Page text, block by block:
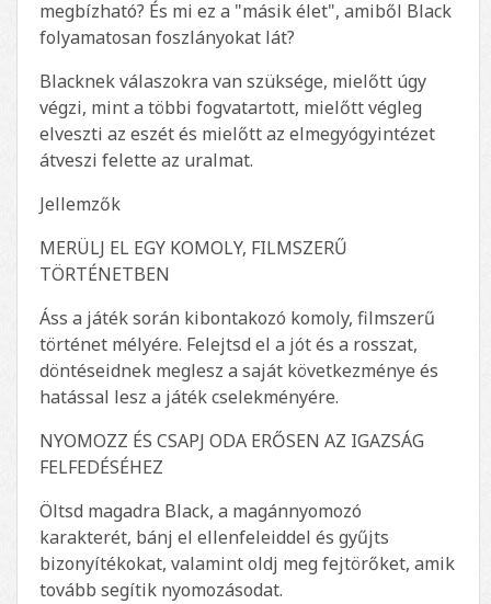
megbízható? És mi ez a "másik élet", amiből Black
folyamatosan foszlányokat lát?
Blacknek válaszokra van szüksége, mielőtt úgy
végzi, mint a többi fogvatartott, mielőtt végleg
elveszti az eszét és mielőtt az elmegyógyintézet
átveszi felette az uralmat.
Jellemzők
MERÜLJ EL EGY KOMOLY, FILMSZERŰ
TÖRTÉNETBEN
Áss a játék során kibontakozó komoly, filmszerű
történet mélyére. Felejtsd el a jót és a rosszat,
döntéseidnek meglesz a saját következménye és
hatással lesz a játék cselekményére.
NYOMOZZ ÉS CSAPJ ODA ERŐSEN AZ IGAZSÁG
FELFEDÉSÉHEZ
Öltsd magadra Black, a magánnyomozó
karakterét, bánj el ellenfeleiddel és gyűjts
bizonyítékokat, valamint oldj meg fejtörőket, amik
tovább segítik nyomozásodat.